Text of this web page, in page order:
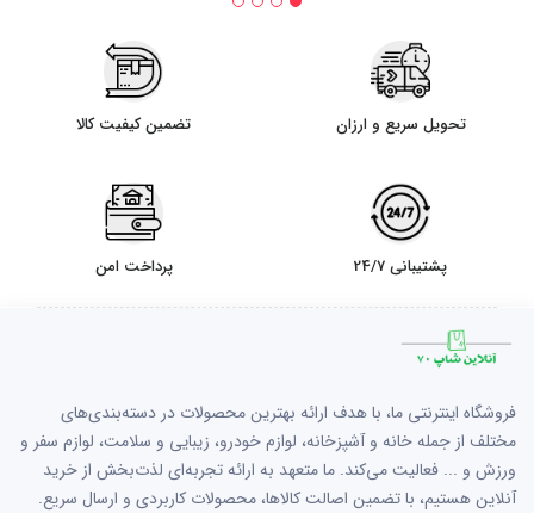
تحویل سریع و ارزان تضمین کیفیت کالا
پشتیبانی 24/7 پرداخت امن
فروشگاه اینترنتی ما، با هدف ارائه بهترین محصولات در دسته‌بندی‌های
مختلف از جمله خانه و آشپزخانه، لوازم خودرو، زیبایی و سلامت، لوازم سفر و
ورزش و ... فعالیت می‌کند. ما متعهد به ارائه تجربه‌ای لذت‌بخش از خرید
آنلاین هستیم، با تضمین اصالت کالاها، محصولات کاربردی و ارسال سریع.